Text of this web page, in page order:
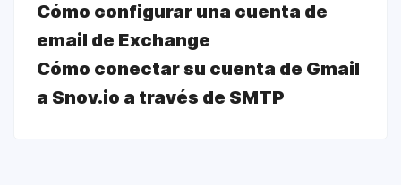
Cómo configurar una cuenta de
email de Exchange
Cómo conectar su cuenta de Gmail
a Snov.io a través de SMTP